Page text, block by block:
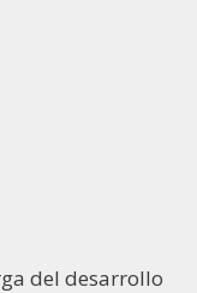
del desarrollo